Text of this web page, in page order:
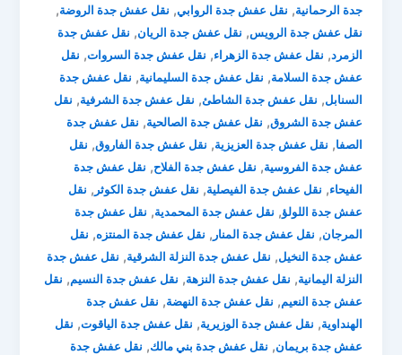
جدة الرحمانية, نقل عفش جدة الروابي, نقل عفش جدة الروضة,
نقل عفش جدة الرويس, نقل عفش جدة الريان, نقل عفش جدة
الزمرد, نقل عفش جدة الزهراء, نقل عفش جدة السروات, نقل
عفش جدة السلامة, نقل عفش جدة السليمانية, نقل عفش جدة
السنابل, نقل عفش جدة الشاطئ, نقل عفش جدة الشرفية, نقل
عفش جدة الشروق, نقل عفش جدة الصالحية, نقل عفش جدة
الصفا, نقل عفش جدة العزيزية, نقل عفش جدة الفاروق, نقل
عفش جدة الفروسية, نقل عفش جدة الفلاح, نقل عفش جدة
الفيحاء, نقل عفش جدة الفيصلية, نقل عفش جدة الكوثر , نقل
عفش جدة اللولؤ, نقل عفش جدة المحمدية, نقل عفش جدة
المرجان, نقل عفش جدة المنار , نقل عفش جدة المنتزه, نقل
عفش جدة النخيل, نقل عفش جدة النزلة الشرقية, نقل عفش جدة
النزلة اليمانية, نقل عفش جدة النزهة, نقل عفش جدة النسيم, نقل
عفش جدة النعيم, نقل عفش جدة النهضة, نقل عفش جدة
الهنداوية, نقل عفش جدة الوزيرية, نقل عفش جدة الياقوت, نقل
عفش جدة بريمان, نقل عفش جدة بني مالك, نقل عفش جدة